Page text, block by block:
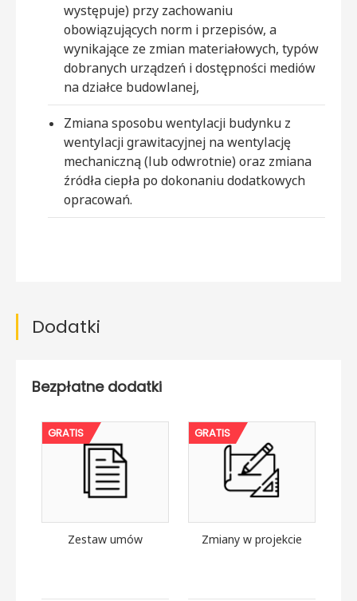
występuje) przy zachowaniu
obowiązujących norm i przepisów, a
wynikające ze zmian materiałowych, typów
dobranych urządzeń i dostępności mediów
na działce budowlanej,
Zmiana sposobu wentylacji budynku z
wentylacji grawitacyjnej na wentylację
mechaniczną (lub odwrotnie) oraz zmiana
źródła ciepła po dokonaniu dodatkowych
opracowań.
Dodatki
Bezpłatne dodatki
GRATIS
Zestaw umów
GRATIS
Zmiany w projekcie